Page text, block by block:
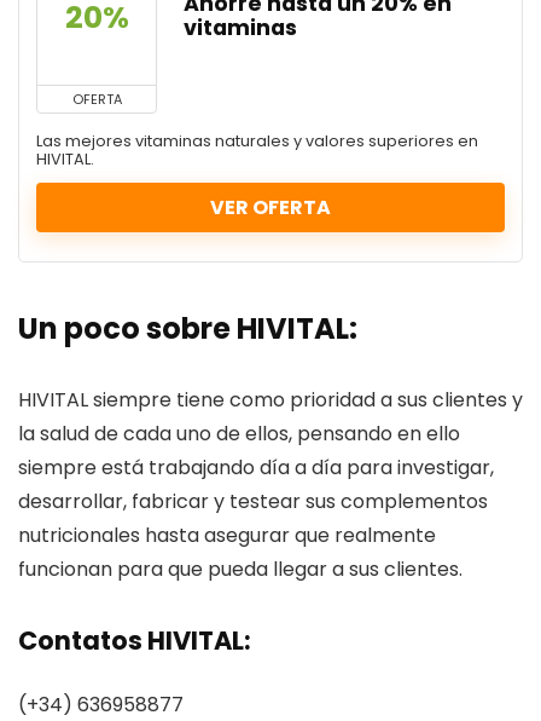
20%
OFERTA
vitaminas
Las mejores vitaminas naturales y valores superiores en
HIVITAL.
VER OFERTA
Un poco sobre HIVITAL:
HIVITAL siempre tiene como prioridad a sus clientes y
la salud de cada uno de ellos, pensando en ello
siempre está trabajando día a día para investigar,
desarrollar, fabricar y testear sus complementos
nutricionales hasta asegurar que realmente
funcionan para que pueda llegar a sus clientes.
Contatos HIVITAL:
(+34) 636958877